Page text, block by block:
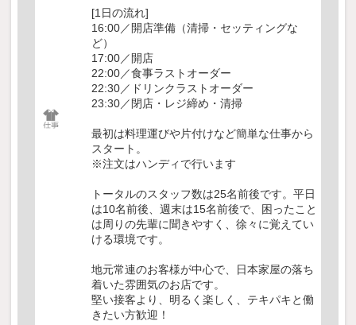
[1日の流れ]
16:00／開店準備（清掃・セッティングな
ど）
17:00／開店
22:00／食事ラストオーダー
22:30／ドリンクラストオーダー
23:30／閉店・レジ締め・清掃
最初は料理運びや片付けなど簡単な仕事から
スタート。
※注文はハンディで行います
トータルのスタッフ数は25名前後です。平日
は10名前後、週末は15名前後で、困ったこと
は周りの先輩に聞きやすく、徐々に覚えてい
ける環境です。
地元常連のお客様が中心で、日本家屋の落ち
着いた雰囲気のお店です。
堅い接客より、明るく楽しく、テキパキと働
きたい方歓迎！